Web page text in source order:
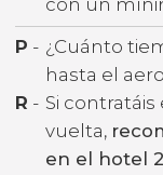
P - ¿Cuánto
hasta el
R - Si contratáis
vuelta,
en el hotel